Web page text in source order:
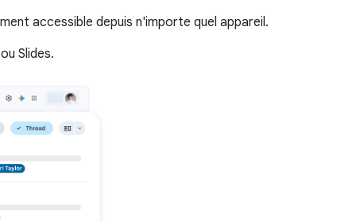
accessible depuis n'importe quel appareil.
Slides.